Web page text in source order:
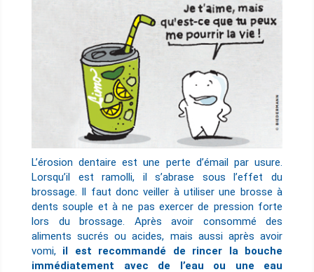
L’érosion dentaire est une perte d’émail par usure.
Lorsqu’il est ramolli, il s’abrase sous l’effet du
brossage. Il faut donc veiller à utiliser une brosse à
dents souple et à ne pas exercer de pression forte
lors du brossage. Après avoir consommé des
aliments sucrés ou acides, mais aussi après avoir
vomi, il est recommandé de rincer la bouche
immédiatement avec de l’eau ou une eau